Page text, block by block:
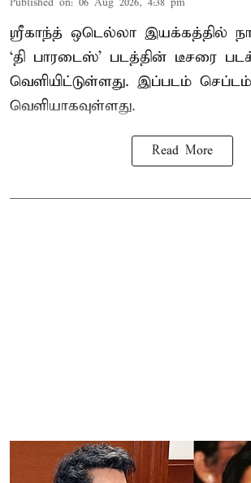
Published on: 06 Aug 2026, 4:38 pm
ஸ்ரீகாந்த் ஒடெல்லா இயக்கத்தில்
‘தி பாரடைஸ்’ படத்தின் டீசரை
வெளியிட்டுள்ளது. இப்படம்
வெளியாகவுள்ளது.
Read More